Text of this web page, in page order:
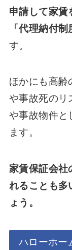
申請して家賃
「代理納付
す。
ほかにも高齢
や事故死のリ
や事故物件と
ます。
家賃保証会社
れることも多
ょう。
ハローホー